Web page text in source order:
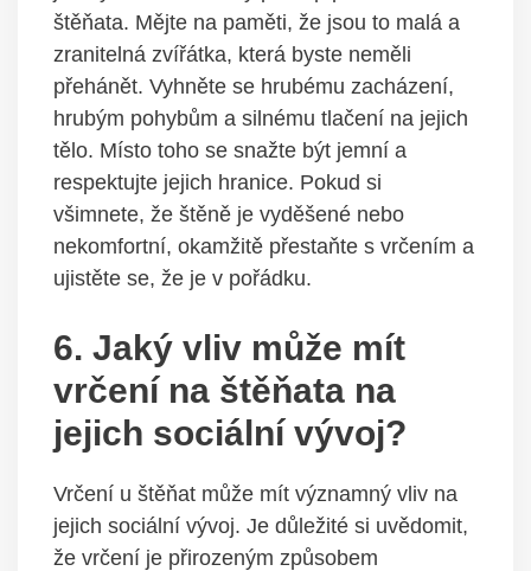
štěňata. Mějte na ​paměti, ‍že jsou‌ to malá a
zranitelná zvířátka, která ⁣byste‌ neměli
přehánět. Vyhněte ‌se ⁤hrubému zacházení,
hrubým pohybům a silnému ‌tlačení na​ jejich
tělo. Místo toho se snažte být jemní ⁤a
respektujte jejich hranice. ‌Pokud si
všimnete, že ⁢štěně je⁣ vyděšené ‌nebo
nekomfortní, okamžitě ‍přestaňte‍ s vrčením a⁢
ujistěte se, že ⁤je v pořádku.
6.⁤ Jaký vliv může mít
vrčení na⁣ štěňata na​
jejich sociální ⁣vývoj?
Vrčení u ‌štěňat může mít významný⁣ vliv ‍na
jejich sociální⁢ vývoj. Je důležité si uvědomit,
že⁣ vrčení je ⁤přirozeným ⁢způsobem